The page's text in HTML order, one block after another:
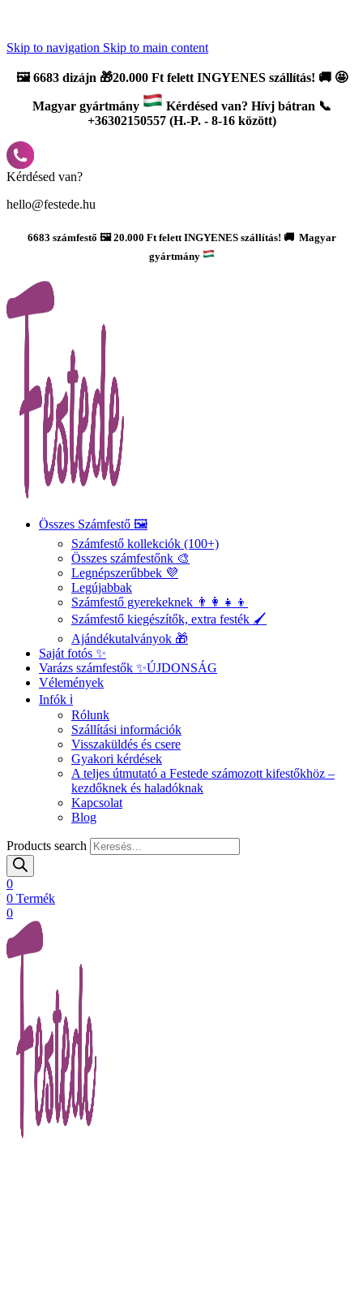
Skip to navigation Skip to main content
🖼️6683 dizájn 🎁20.000 Ft felett INGYENES szállítás! 🚚 🤩
Magyar gyártmány
Kérdésed van? Hívj bátran 📞
+36302150557 (H.-P. - 8-16 között)
Kérdésed van?
hello@festede.hu
6683 számfestő 🖼️ 20.000 Ft felett INGYENES szállítás! 🚚 Magyar
gyártmány
Összes Számfestő 🖼️
Számfestő kollekciók (100+)
Összes számfestőnk 🎨
Legnépszerűbbek 💜
Legújabbak
Számfestő gyerekeknek 👨‍👩‍👧‍👦
Számfestő kiegészítők, extra festék 🖌️
Ajándékutalványok 🎁
Saját fotós ✨
Varázs számfestők ✨ÚJDONSÁG
Vélemények
Infók ℹ️
Rólunk
Szállítási információk
Visszaküldés és csere
Gyakori kérdések
A teljes útmutató a Festede számozott kifestőkhöz –
kezdőknek és haladóknak
Kapcsolat
Blog
Products search
0
0 Termék
0